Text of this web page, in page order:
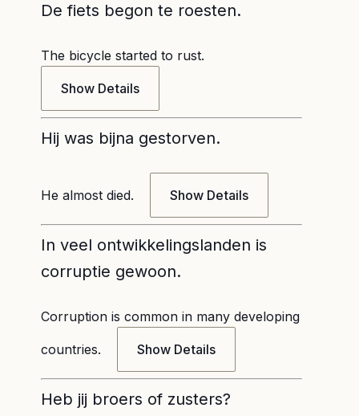
De fiets begon te roesten.
The bicycle started to rust.
Show Details
Hij was bijna gestorven.
He almost died. Show Details
In veel ontwikkelingslanden is
corruptie gewoon.
Corruption is common in many developing
countries. Show Details
Heb jij broers of zusters?